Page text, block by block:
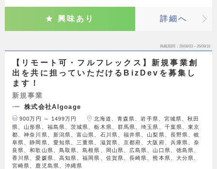
興味あり 詳細へ
掲載期間 26/08/03～26/08/16
【リモート可・フルフレックス】新規事業創
出を共に担っていただけるBizDevを募集し
ます！
新規事業
株式会社Algoage
900万円 ～ 1499万円
北海道、青森県、岩手県、宮城県、秋田
県、山形県、福島県、茨城県、栃木県、群馬県、埼玉県、千葉県、東京
都、神奈川県、新潟県、富山県、石川県、福井県、山梨県、長野県、岐
阜県、静岡県、愛知県、三重県、滋賀県、京都府、大阪府、兵庫県、奈
良県、和歌山県、鳥取県、島根県、岡山県、広島県、山口県、徳島県、
香川県、愛媛県、高知県、福岡県、佐賀県、長崎県、熊本県、大分県、
宮崎県、鹿児島県、沖縄県